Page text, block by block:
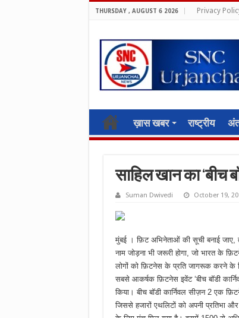
THURSDAY , AUGUST 6 2026 Privacy
ख़ास खबर राष्ट्रीय
साहिल खान का ‘बीच
Suman Dwivedi October 19,
मुंबई । फ़िट अभिनेताओं की सूची बनाई जाए,
नाम जोड़ना भी जरूरी होगा, जो भारत के
लोगों को फ़िटनेस के प्रति जागरूक करने के
सबसे आकर्षक फ़िटनेस इवेंट ‘बीच बॉडी
किया। बीच बॉडी कार्निवल सीज़न 2 एक
जिससे हजारों एथलिटों को अपनी प्रतिभा